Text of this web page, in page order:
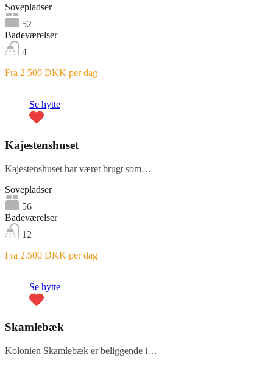
Sovepladser
52
Badeværelser
4
Fra 2.500 DKK per dag
Se hytte
Kajestenshuset
Kajestenshuset har været brugt som…
Sovepladser
56
Badeværelser
12
Fra 2.500 DKK per dag
Se hytte
Skamlebæk
Kolonien Skamlebæk er beliggende i…